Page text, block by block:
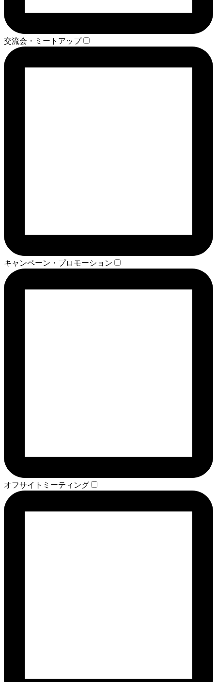
交流会・ミートアップ
キャンペーン・プロモーション
オフサイトミーティング